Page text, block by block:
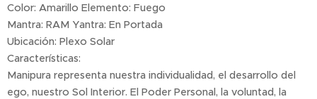
Color: Amarillo Elemento: Fuego
Mantra: RAM Yantra: En Portada
Ubicación: Plexo Solar
Características:
Manipura representa nuestra individualidad, el desarrollo del
ego, nuestro Sol Interior. El Poder Personal, la voluntad, la